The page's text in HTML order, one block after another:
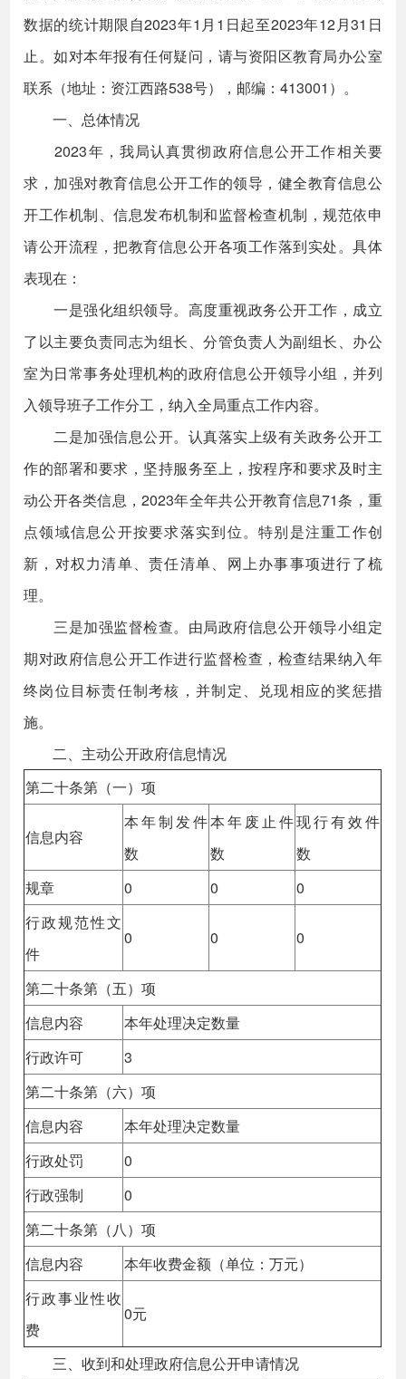
数据的统计期限自2023年1月1日起至2023年12月31日
止。如对本年报有任何疑问，请与资阳区教育局办公室
联系（地址：资江西路538号），邮编：413001）。
一、总体情况
2023年，我局认真贯彻政府信息公开工作相关要
求，加强对教育信息公开工作的领导，健全教育信息公
开工作机制、信息发布机制和监督检查机制，规范依申
请公开流程，把教育信息公开各项工作落到实处。具体
表现在：
一是强化组织领导。高度重视政务公开工作，成立
了以主要负责同志为组长、分管负责人为副组长、办公
室为日常事务处理机构的政府信息公开领导小组，并列
入领导班子工作分工，纳入全局重点工作内容。
二是加强信息公开。认真落实上级有关政务公开工
作的部署和要求，坚持服务至上，按程序和要求及时主
动公开各类信息，2023年全年共公开教育信息71条，重
点领域信息公开按要求落实到位。特别是注重工作创
新，对权力清单、责任清单、网上办事事项进行了梳
理。
三是加强监督检查。由局政府信息公开领导小组定
期对政府信息公开工作进行监督检查，检查结果纳入年
终岗位目标责任制考核，并制定、兑现相应的奖惩措
施。
二、主动公开政府信息情况
第二十条第（一）项
信息内容
本年制发件
数
本年废止件
数
现行有效件
数
规章
0 0
0
行政规范性文
件
0 0 0
第二十条第（五）项
信息内容
本年处理决定数量
行政许可
3
第二十条第（六）项
信息内容
本年处理决定数量
行政处罚
0
行政强制
0
第二十条第（八）项
信息内容
本年收费金额（单位：万元）
行政事业性收
费
0元
三、收到和处理政府信息公开申请情况